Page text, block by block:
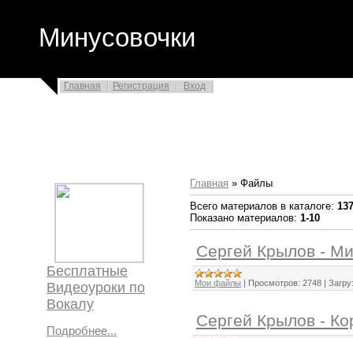
Минусовочки
Главная Регистрация Вход
Бесплатные
Видеоуроки по
Вокалу
Подробнее...
Главная » Файлы
Всего материалов в каталоге: 137
Показано материалов: 1-10
Сергей Крылов -
Мои файлы | Просмотров: 2748 |
Сергей Крылов -